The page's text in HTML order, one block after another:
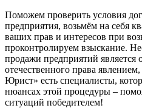
Поможем проверить условия
предприятия, возьмём на себя
ваших прав и интересов при
проконтролируем взыскание.
продажи предприятий является
отечественного права
Юрист» есть специалисты,
нюансах этой процедуры –
ситуаций победителем!